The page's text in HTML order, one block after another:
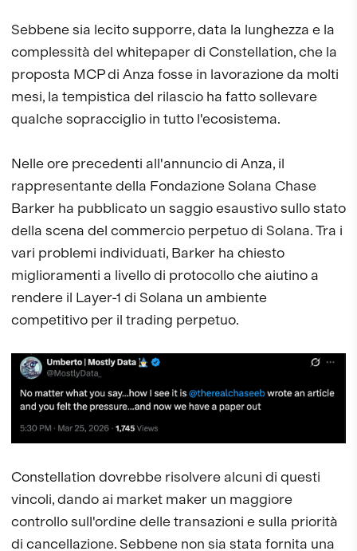
Sebbene sia lecito supporre, data la lunghezza e la
complessità del whitepaper di Constellation, che la
proposta MCP di Anza fosse in lavorazione da molti
mesi, la tempistica del rilascio ha fatto sollevare
qualche sopracciglio in tutto l'ecosistema.
Nelle ore precedenti all'annuncio di Anza, il
rappresentante della Fondazione Solana Chase
Barker ha pubblicato un saggio esaustivo sullo stato
della scena del commercio perpetuo di Solana. Tra i
vari problemi individuati, Barker ha chiesto
miglioramenti a livello di protocollo che aiutino a
rendere il Layer-1 di Solana un ambiente
competitivo per il trading perpetuo.
Constellation dovrebbe risolvere alcuni di questi
vincoli, dando ai market maker un maggiore
controllo sull'ordine delle transazioni e sulla priorità
di cancellazione. Sebbene non sia stata fornita una